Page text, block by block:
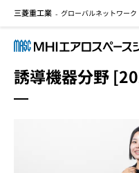
三菱重工業 - グローバルネットワーク
誘導機器分野